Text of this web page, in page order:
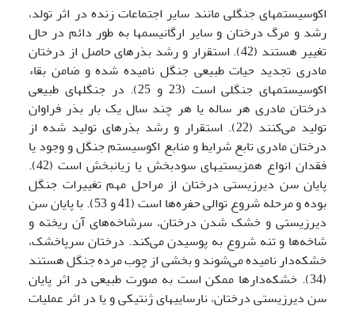
اکوسیستمهای جنگلی مانند سایر اجتماعات زنده در اثر تولد،
رشد و مرگ درختان و سایر ارگانیسمها به طور دائم در حال
تغییر هستند (42). استقرار و رشد بذرهای حاصل از درختان
مادری تجدید حیات طبیعی جنگل نامیده شده و ضامن بقاء
اکوسیستمهای جنگلی است (23 و 25). در جنگلهای طبیعی
درختان مادری هر ساله یا هر چند سال یک بار بذر فراوان
تولید می‌کنند (22). استقرار و رشد بذرهای تولید شده از
درختان مادری تابع شرایط و منابع اکوسیستم جنگل و وجود یا
فقدان انواع همزیستیهای سودبخش یا زیانبخش است (42).
پایان سن دیرزیستی درختان از مراحل مهم تغییرات جنگل
بوده و مرحله شروع توالی حفره‌ها است (41 و 53). با پایان سن
دیرزیستی و خشک شدن درختان، سرشاخه‌های آن ریخته و
شاخه‌ها و تنه شروع به پوسیدن می‌کند. درختان سرپاخشک،
خشکه‌دار نامیده می‌شوند و بخشی از چوب مرده جنگل هستند
(34). خشکه‌دارها ممکن است به صورت طبیعی در اثر پایان
سن دیرزیستی درختان، نارساییهای ژنتیکی و یا در اثر عملیات